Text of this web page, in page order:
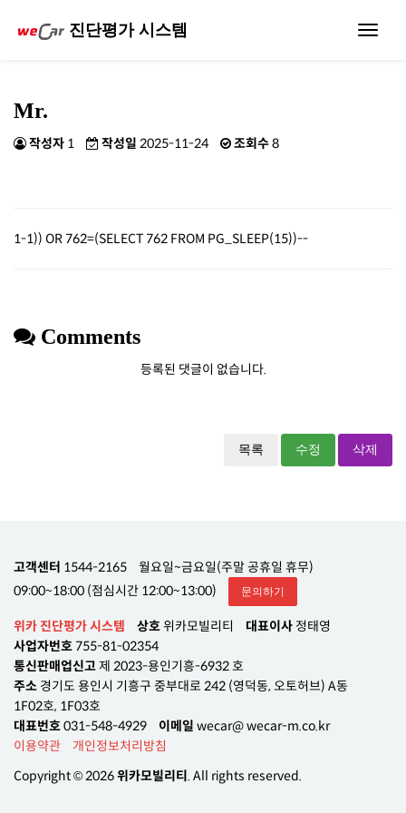
Toggle
진단평가 시스템
Mr.
작성자 1 작성일 2025-11-24 조회수8
1-1)) OR 762=(SELECT 762 FROM PG_SLEEP(15))--
Comments
등록된 댓글이 없습니다.
목록 수정 삭제
고객센터 1544-2165
월요일~금요일(주말 공휴일 휴무)
09:00~18:00 (점심시간 12:00~13:00)
문의하기
위카 진단평가 시스템 상호위카모빌리티 대표이사 정태영
사업자번호 755-81-02354
통신판매업신고제 2023-용인기흥-6932 호
주소 경기도 용인시 기흥구 중부대로 242 (영덕동, 오토허브) A동
1F02호, 1F03호
대표번호031-548-4929 이메일 wecar@ wecar-m.co.kr
이용약관
개인정보처리방침
Copyright © 2026위카모빌리티. All rights reserved.